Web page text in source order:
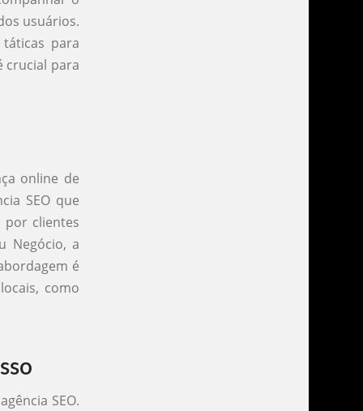
usuários.
para
crucial para
online de
SEO que
por clientes
Negócio, a
é
como
SEO.